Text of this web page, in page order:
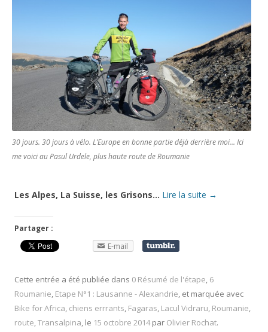
30 jours. 30 jours à vélo. L’Europe en bonne partie déjà derrière moi… Ici
me voici au Pasul Urdele, plus haute route de Roumanie
Les Alpes, La Suisse, les Grisons… Lire la suite →
Partager :
E-mail
Cette entrée a été publiée dans 0 Résumé de l'étape, 6
Roumanie, Etape N°1 : Lausanne - Alexandrie, et marquée avec
Bike for Africa, chiens errrants, Fagaras, Lacul Vidraru, Roumanie,
route,Transalpina, le 15 octobre 2014 par Olivier Rochat.